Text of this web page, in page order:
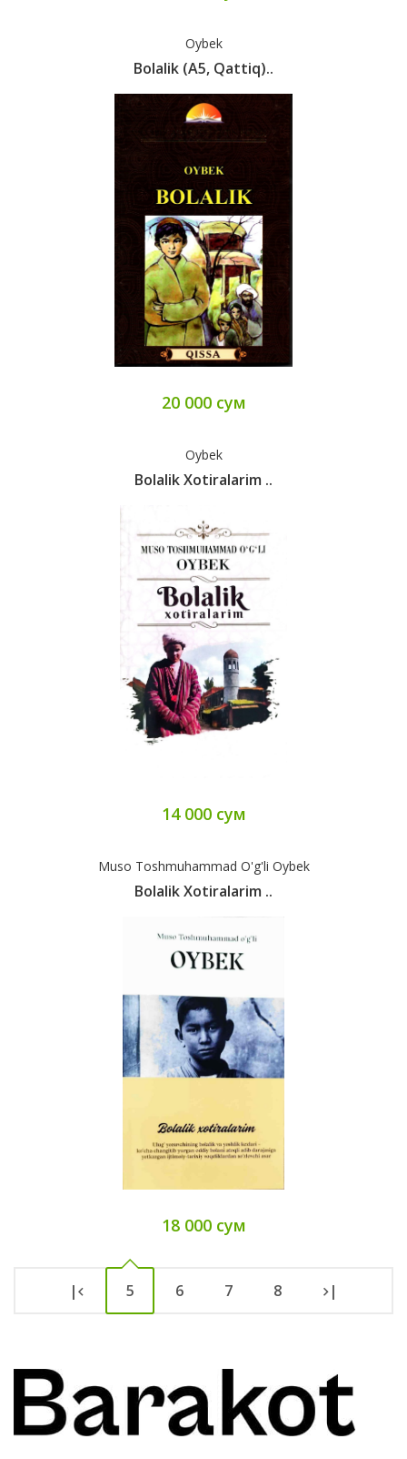
Oybek
Bolalik (А5, Qattiq)..
20 000 сум
Oybek
Bolalik Xotiralarim ..
14 000 сум
Muso Toshmuhammad O'g'li Oybek
Bolalik Xotiralarim ..
18 000 сум
| 5 6 7 8 |